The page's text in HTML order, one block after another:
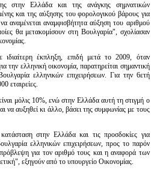
στην Ελλάδα και της ανάγκης σημνατικών
και της αύξησης του φορολογικού βάρους για
να αναμένεται αναμφισβήτητα αύξηση του αριθμού
θα μετακομίσουν στη Βουλγαρία", σχολίασαν
έκπληξη, επιδή μετά το 2009, όταν
την ελληνική οικονομία, παρατηρείται σημαντική
ελληνικών επιχειρήσεων. Για την 6ετή
εταιρείες.
μόλις 10%, ενώ στην Ελλάδα αυτή τη στιγμή ο
να αυξηθεί κι άλλο, βάσει της συμφωνίας με τους
στην Ελλάδα και τις προσδοκίες για
ελληνικών επιχειρήσεων, προς το παρόν
για τον αριθμό τους και η αναφορά των
εξηγούν από το υπουργείο Οικονομίας.